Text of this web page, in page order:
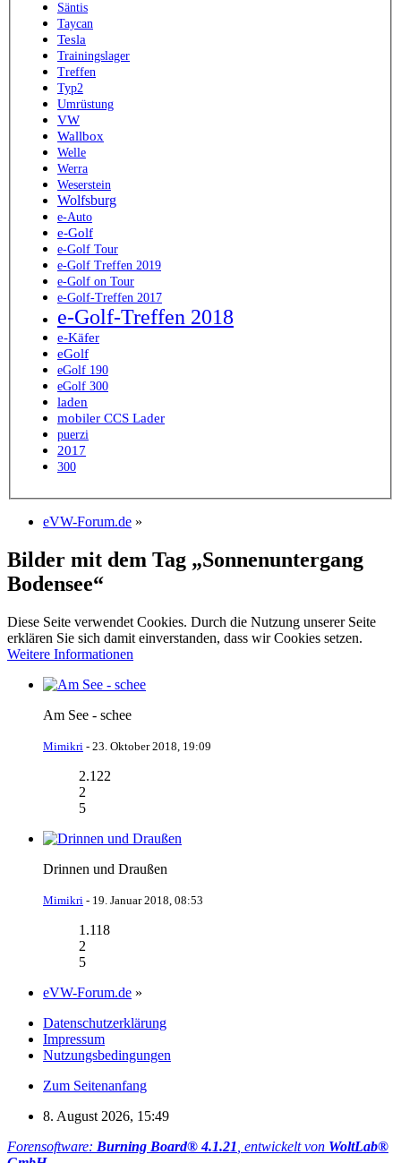
Säntis
Taycan
Tesla
Trainingslager
Treffen
Typ2
Umrüstung
VW
Wallbox
Welle
Werra
Weserstein
Wolfsburg
e-Auto
e-Golf
e-Golf Tour
e-Golf Treffen 2019
e-Golf on Tour
e-Golf-Treffen 2017
e-Golf-Treffen 2018
e-Käfer
eGolf
eGolf 190
eGolf 300
laden
mobiler CCS Lader
puerzi
2017
300
eVW-Forum.de »
Bilder mit dem Tag „Sonnenuntergang
Bodensee“
Diese Seite verwendet Cookies. Durch die Nutzung unserer Seite
erklären Sie sich damit einverstanden, dass wir Cookies setzen.
Weitere Informationen
Am See - schee
Mimikri - 23. Oktober 2018, 19:09
2.122
2
5
Drinnen und Draußen
Mimikri - 19. Januar 2018, 08:53
1.118
2
5
eVW-Forum.de »
Datenschutzerklärung
Impressum
Nutzungsbedingungen
Zum Seitenanfang
8. August 2026, 15:49
Forensoftware: Burning Board® 4.1.21 , entwickelt von WoltLab®